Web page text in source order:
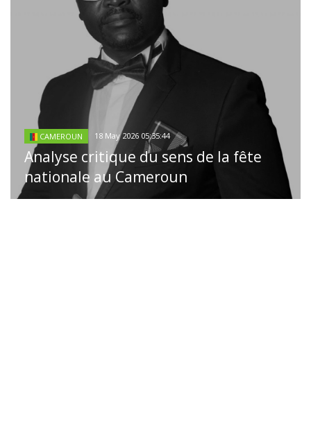
CAMEROUN 18 May 2026 05:35:44
Analyse critique du sens de la fête
nationale au Cameroun